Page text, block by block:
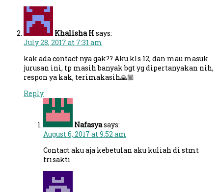
Khalisha Hsays:
July 28, 2017 at 7:31 am
kak ada contact nya gak?? Aku kls 12, dan mau masuk
jurusan ini, tp masih banyak bgt yg dipertanyakan nih,
respon ya kak, terimakasih🙏🏼
Reply
Nafasyasays:
August 6, 2017 at 9:52 am
Contact aku aja kebetulan aku kuliah di stmt
trisakti